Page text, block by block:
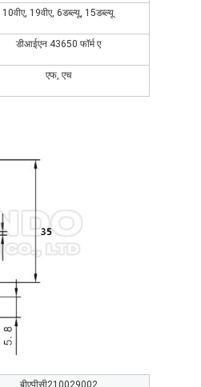
10वीए, 19वीए, 6डब्ल्यू, 15डब्ल्यू
डीआईएन 43650 फॉर्म ए
एफ, एच
बीएपीसी210029002